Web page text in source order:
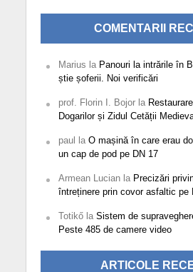
COMENTARII
Marius la Panouri la intrările în
știe șoferii. Noi verificări
prof. Florin I. Bojorla
Dogarilor și Zidul Cetății
paul la O mașină în care erau
un cap de pod pe DN 17
Armean Lucianla Precizări
întreținere prin covor asfaltic pe
Totikőla Sistem de
Peste 485 de camere video
ARTICOLE